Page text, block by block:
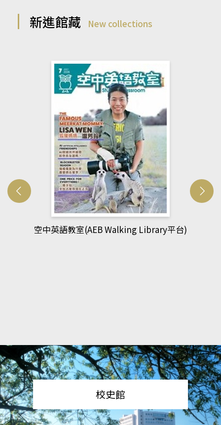
新進館藏 New collections
Library平台) 網管人(kono平台)
校史館